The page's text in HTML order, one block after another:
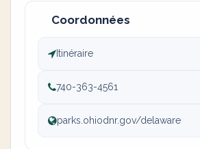
Coordonnées
Itinéraire
740-363-4561
parks.ohiodnr.gov/delaware